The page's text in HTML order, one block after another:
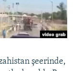
şeerinde,